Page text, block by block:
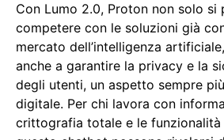
Con Lumo 2.0, Proton non solo si
competere con le soluzioni già
mercato dell’intelligenza
anche a garantire la privacy e la
degli utenti, un aspetto sempre
digitale. Per chi lavora con
crittografia totale e le funzionalità